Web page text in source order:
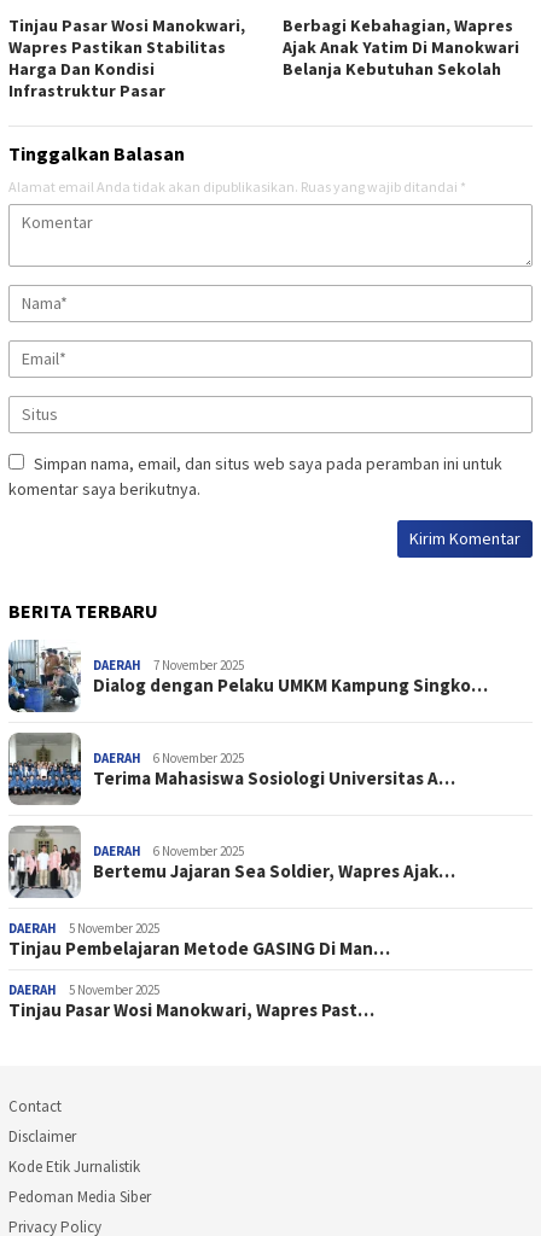
Tinjau Pasar Wosi Manokwari,
Wapres Pastikan Stabilitas
Harga Dan Kondisi
Infrastruktur Pasar
Berbagi Kebahagian, Wapres
Ajak Anak Yatim Di Manokwari
Belanja Kebutuhan Sekolah
Tinggalkan Balasan
Alamat email Anda tidak akan dipublikasikan. Ruas yang wajib ditandai *
Simpan nama, email, dan situs web saya pada peramban ini untuk
komentar saya berikutnya.
BERITA TERBARU
DAERAH 7 November 2025
Dialog dengan Pelaku UMKM Kampung Singko…
DAERAH 6 November 2025
Terima Mahasiswa Sosiologi Universitas A…
DAERAH 6 November 2025
Bertemu Jajaran Sea Soldier, Wapres Ajak…
DAERAH 5 November 2025
Tinjau Pembelajaran Metode GASING Di Man…
DAERAH 5 November 2025
Tinjau Pasar Wosi Manokwari, Wapres Past…
Contact
Disclaimer
Kode Etik Jurnalistik
Pedoman Media Siber
Privacy Policy